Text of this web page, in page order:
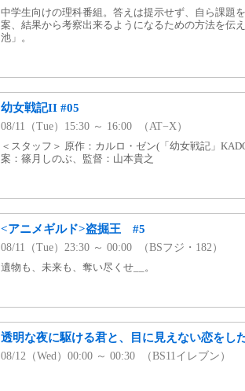
中学生向けの理科番組。答えは提示せず、自ら課題
案、結果から考察出来るようになるための方法を伝
池」。
幼女戦記II #05
08/11（Tue）15:30 ～ 16:00 （AT−X）
＜スタッフ＞ 原作：カルロ・ゼン(「幼女戦記」
案：篠月しのぶ、監督：山本貴之
<アニメギルド>盗掘王 #5
08/11（Tue）23:30 ～ 00:00 （BSフジ・182）
遺物も、未来も、奪い尽くせ__。
透明な夜に駆ける君と、目に見えない恋を
08/12（Wed）00:00 ～ 00:30 （BS11イレブン）